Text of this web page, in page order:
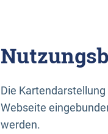
Die
Webseite
werden.